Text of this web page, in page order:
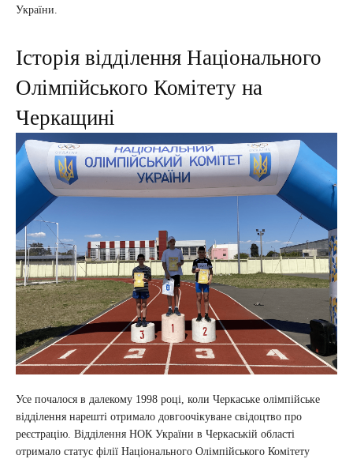
України.
Історія відділення Національного
Олімпійського Комітету на
Черкащині
Усе почалося в далекому 1998 році, коли Черкаське олімпійське
відділення нарешті отримало довгоочікуване свідоцтво про
реєстрацію. Відділення НОК України в Черкаській області
отримало статус філії Національного Олімпійського Комітету